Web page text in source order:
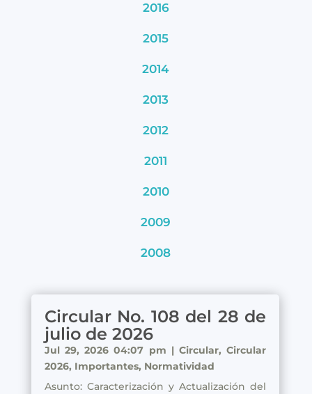
2016
2015
2014
2013
2012
2011
2010
2009
2008
Circular No. 108 del 28 de
julio de 2026
Jul 29, 2026 04:07 pm |Circular,Circular
2026, Importantes, Normatividad
Asunto: Caracterización y Actualización del